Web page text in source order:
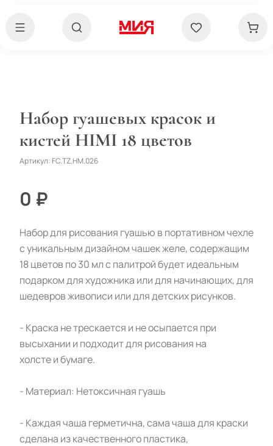
Набор гуашевых красок и
кистей HIMI 18 цветов
Артикул: FC.TZ.HM.026
0 ₽
Набор для рисования гуашью в портативном чехле
c уникальным дизайном чашек желе, содержащим
18 цветов по 30 мл с палитрой будет идеальным
подарком для художника или для начинающих, для
шедевров живописи или для детских рисунков.
- Краска не трескается и не осыпается при
высыхании и подходит для рисования на
холсте и бумаге.
- Материал: Нетоксичная гуашь
- Каждая чаша герметична, сама чаша для краски
сделана из качественного пластика,